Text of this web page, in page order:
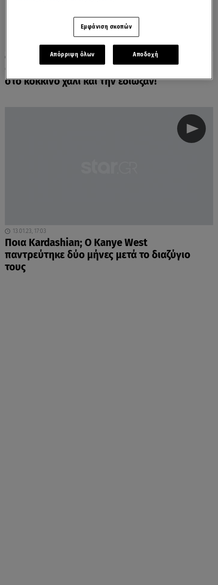
Grammy: Η Μπιάνκα Σενσόρι πήγε... γυμνή
στο κόκκινο χαλί και την έδιωξαν!
13.01.23, 17:03
Ποια Kardashian; Ο Kanye West
παντρεύτηκε δύο μήνες μετά το διαζύγιο
τους
Εμφάνιση σκοπών
Απόρριψη όλων Αποδοχή